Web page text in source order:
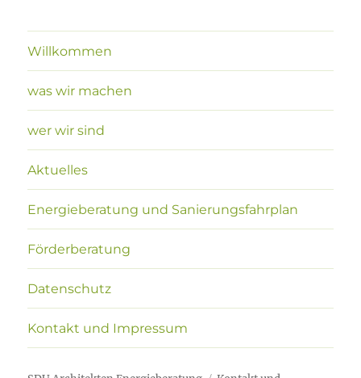
Willkommen
was wir machen
wer wir sind
Aktuelles
Energieberatung und Sanierungsfahrplan
Förderberatung
Datenschutz
Kontakt und Impressum